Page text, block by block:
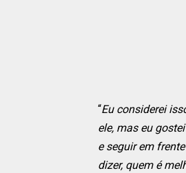
“Eu considerei
ele, mas eu
e seguir em
dizer, quem é